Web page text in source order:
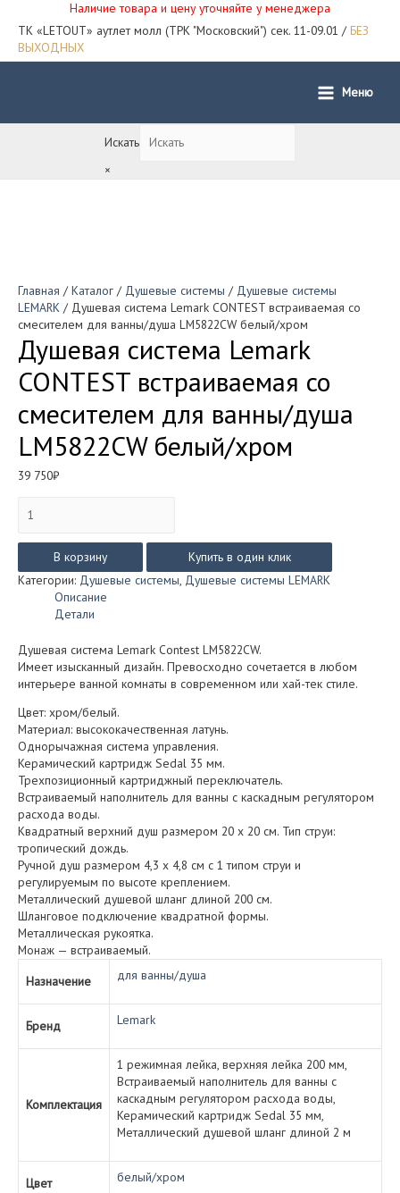
Наличие товара и цену уточняйте у менеджера
ТК «LETOUT» аутлет молл (ТРК "Московский") сек. 11-09.01 / БЕЗ
ВЫХОДНЫХ
Main
Меню
Искать
×
Главная / Каталог / Душевые системы / Душевые системы
LEMARK / Душевая система Lemark CONTEST встраиваемая со
смесителем для ванны/душа LM5822CW белый/хром
Душевая система Lemark
CONTEST встраиваемая со
смесителем для ванны/душа
LM5822CW белый/хром
39 750₽
товара
система
Lemark
CONTEST
встраиваемая
для
ванны/
душа
LM5822CW
белый/
хром
В корзину
Купить в один клик
Категории: Душевые системы, Душевые системы LEMARK
Описание
Детали
Душевая система Lemark Contest LM5822CW.
Имеет изысканный дизайн. Превосходно сочетается в любом
интерьере ванной комнаты в современном или хай-тек стиле.
Цвет: хром/белый.
Материал: высококачественная латунь.
Однорычажная система управления.
Керамический картридж Sedal 35 мм.
Трехпозиционный картриджный переключатель.
Встраиваемый наполнитель для ванны с каскадным регулятором
расхода воды.
Квадратный верхний душ размером 20 х 20 см. Тип струи:
тропический дождь.
Ручной душ размером 4,3 х 4,8 см с 1 типом струи и
регулируемым по высоте креплением.
Металлический душевой шланг длиной 200 см.
Шланговое подключение квадратной формы.
Металлическая рукоятка.
Монаж — встраиваемый.
Назначение
для ванны/душа
Бренд Lemark
Комплектация
1 режимная лейка, верхняя лейка 200 мм,
Встраиваемый наполнитель для ванны с
каскадным регулятором расхода воды,
Керамический картридж Sedal 35 мм,
Металлический душевой шланг длиной 2 м
Цвет белый/хром